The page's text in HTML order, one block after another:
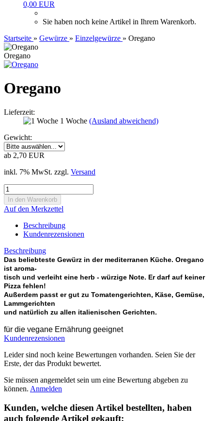
0,00 EUR
Sie haben noch keine Artikel in Ihrem Warenkorb.
Startseite » Gewürze » Einzelgewürze » Oregano
Oregano
Oregano
Lieferzeit:
1 Woche (Ausland abweichend)
Gewicht:
ab 2,70 EUR
inkl. 7% MwSt. zzgl. Versand
Auf den Merkzettel
Beschreibung
Kundenrezensionen
Beschreibung
Das beliebteste Gewürz in der mediterranen Küche. Oregano
ist aroma-
tisch und verleiht eine herb - würzige Note. Er darf auf keiner
Pizza fehlen!
Außerdem passt er gut zu Tomatengerichten, Käse, Gemüse,
Lammgerichten
und natürlich zu allen italienischen Gerichten.
für die vegane Ernährung geeignet
Kundenrezensionen
Leider sind noch keine Bewertungen vorhanden. Seien Sie der
Erste, der das Produkt bewertet.
Sie müssen angemeldet sein um eine Bewertung abgeben zu
können. Anmelden
Kunden, welche diesen Artikel bestellten, haben
auch folgende Artikel gekauft: